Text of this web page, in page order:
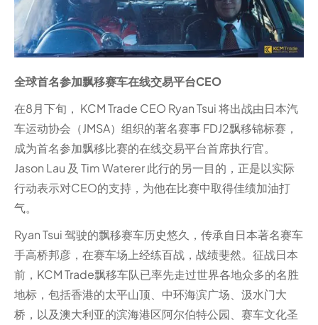
全球首名参加飘移赛车在线交易平台CEO
在8月下旬， KCM Trade CEO Ryan Tsui 将出战由日本汽
车运动协会（JMSA）组织的著名赛事 FDJ2飘移锦标赛，
成为首名参加飘移比赛的在线交易平台首席执行官。
Jason Lau 及 Tim Waterer 此行的另一目的，正是以实际
行动表示对CEO的支持，为他在比赛中取得佳绩加油打
气。
Ryan Tsui 驾驶的飘移赛车历史悠久，传承自日本著名赛车
手高桥邦彦，在赛车场上经练百战，战绩斐然。征战日本
前，KCM Trade飘移车队已率先走过世界各地众多的名胜
地标，包括香港的太平山顶、中环海滨广场、汲水门大
桥，以及澳大利亚的滨海港区阿尔伯特公园、赛车文化圣